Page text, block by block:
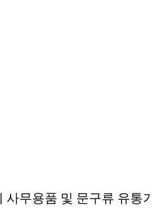
사무용품 및 문구류 유통